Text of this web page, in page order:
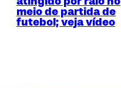
meio de partida de
futebol; veja vídeo